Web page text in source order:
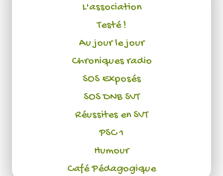
L'association
Testé !
Au jour le jour
Chroniques radio
SOS Exposés
SOS DNB SVT
Réussites en SVT
PSC 1
Humour
Café Pédagogique